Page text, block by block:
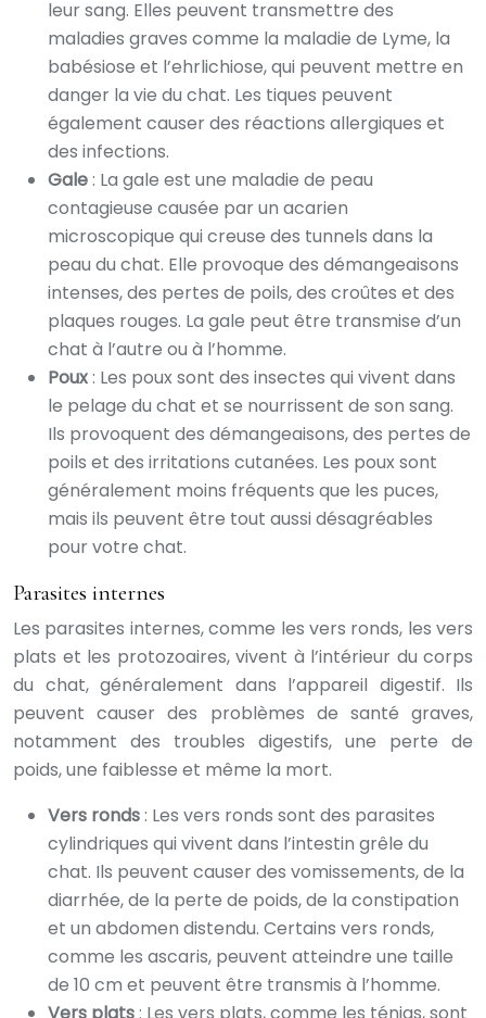
leur sang. Elles peuvent transmettre des
maladies graves comme la maladie de Lyme, la
babésiose et l’ehrlichiose, qui peuvent mettre en
danger la vie du chat. Les tiques peuvent
également causer des réactions allergiques et
des infections.
Gale: La gale est une maladie de peau
contagieuse causée par un acarien
microscopique qui creuse des tunnels dans la
peau du chat. Elle provoque des démangeaisons
intenses, des pertes de poils, des croûtes et des
plaques rouges. La gale peut être transmise d’un
chat à l’autre ou à l’homme.
Poux: Les poux sont des insectes qui vivent dans
le pelage du chat et se nourrissent de son sang.
Ils provoquent des démangeaisons, des pertes de
poils et des irritations cutanées. Les poux sont
généralement moins fréquents que les puces,
mais ils peuvent être tout aussi désagréables
pour votre chat.
Parasites internes
Les parasites internes, comme les vers ronds, les vers
plats et les protozoaires, vivent à l’intérieur du corps
du chat, généralement dans l’appareil digestif. Ils
peuvent causer des problèmes de santé graves,
notamment des troubles digestifs, une perte de
poids, une faiblesse et même la mort.
Vers ronds: Les vers ronds sont des parasites
cylindriques qui vivent dans l’intestin grêle du
chat. Ils peuvent causer des vomissements, de la
diarrhée, de la perte de poids, de la constipation
et un abdomen distendu. Certains vers ronds,
comme les ascaris, peuvent atteindre une taille
de 10 cm et peuvent être transmis à l’homme.
Vers plats: Les vers plats, comme les ténias, sont